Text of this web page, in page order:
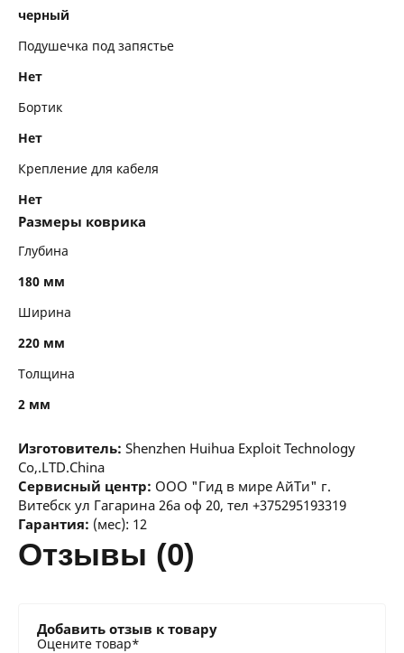
черный
Подушечка под запястье
Нет
Бортик
Нет
Крепление для кабеля
Нет
Размеры коврика
Глубина
180 мм
Ширина
220 мм
Толщина
2 мм
Изготовитель: Shenzhen Huihua Exploit Technology
Co,.LTD.China
Сервисный центр: ООО "Гид в мире АйТи" г.
Витебск ул Гагарина 26а оф 20, тел +375295193319
Гарантия: (мес): 12
отзывы (0)
Добавить отзыв к товару
Оцените товар*